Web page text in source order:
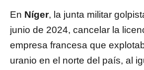
En Níger, la junta militar
junio de 2024, cancelar la
empresa francesa que
uranio en el norte del país, al